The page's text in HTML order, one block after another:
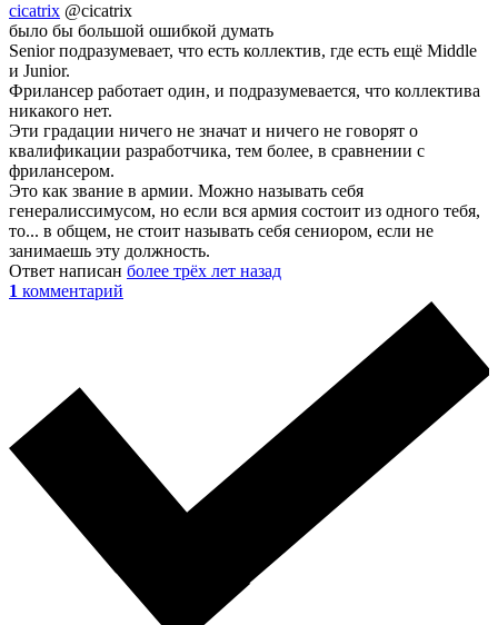
cicatrix @cicatrix
было бы большой ошибкой думать
Senior подразумевает, что есть коллектив, где есть ещё Middle
и Junior.
Фрилансер работает один, и подразумевается, что коллектива
никакого нет.
Эти градации ничего не значат и ничего не говорят о
квалификации разработчика, тем более, в сравнении с
фрилансером.
Это как звание в армии. Можно называть себя
генералиссимусом, но если вся армия состоит из одного тебя,
то... в общем, не стоит называть себя сениором, если не
занимаешь эту должность.
Ответ написан более трёх лет назад
1 комментарий